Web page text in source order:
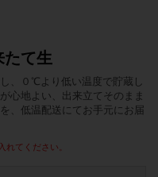
て生
、０℃より低い温度で貯蔵し
心地よい、出来立てそのまま
、低温配送にてお手元にお届
れてください。